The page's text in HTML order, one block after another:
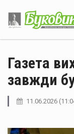
Газета
завжди
11.06.2026